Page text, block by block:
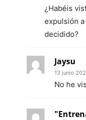
¿Habéis
expulsión
decidido?
Jaysu
13 junio
No he